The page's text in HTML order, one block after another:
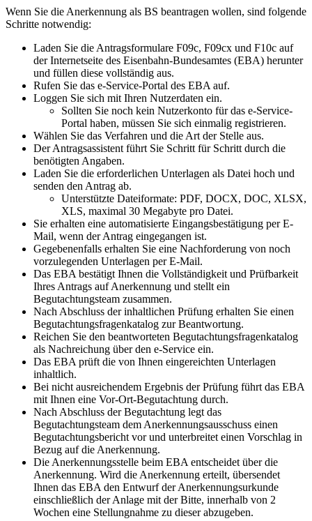
Wenn Sie die Anerkennung als BS beantragen wollen, sind folgende
Schritte notwendig:
Laden Sie die Antragsformulare F09c, F09cx und F10c auf
der Internetseite des Eisenbahn-Bundesamtes (EBA) herunter
und füllen diese vollständig aus.
Rufen Sie das e-Service-Portal des EBA auf.
Loggen Sie sich mit Ihren Nutzerdaten ein.
Sollten Sie noch kein Nutzerkonto für das e-Service-
Portal haben, müssen Sie sich einmalig registrieren.
Wählen Sie das Verfahren und die Art der Stelle aus.
Der Antragsassistent führt Sie Schritt für Schritt durch die
benötigten Angaben.
Laden Sie die erforderlichen Unterlagen als Datei hoch und
senden den Antrag ab.
Unterstützte Dateiformate: PDF, DOCX, DOC, XLSX,
XLS, maximal 30 Megabyte pro Datei.
Sie erhalten eine automatisierte Eingangsbestätigung per E-
Mail, wenn der Antrag eingegangen ist.
Gegebenenfalls erhalten Sie eine Nachforderung von noch
vorzulegenden Unterlagen per E-Mail.
Das EBA bestätigt Ihnen die Vollständigkeit und Prüfbarkeit
Ihres Antrags auf Anerkennung und stellt ein
Begutachtungsteam zusammen.
Nach Abschluss der inhaltlichen Prüfung erhalten Sie einen
Begutachtungsfragenkatalog zur Beantwortung.
Reichen Sie den beantworteten Begutachtungsfragenkatalog
als Nachreichung über den e-Service ein.
Das EBA prüft die von Ihnen eingereichten Unterlagen
inhaltlich.
Bei nicht ausreichendem Ergebnis der Prüfung führt das EBA
mit Ihnen eine Vor-Ort-Begutachtung durch.
Nach Abschluss der Begutachtung legt das
Begutachtungsteam dem Anerkennungsausschuss einen
Begutachtungsbericht vor und unterbreitet einen Vorschlag in
Bezug auf die Anerkennung.
Die Anerkennungsstelle beim EBA entscheidet über die
Anerkennung. Wird die Anerkennung erteilt, übersendet
Ihnen das EBA den Entwurf der Anerkennungsurkunde
einschließlich der Anlage mit der Bitte, innerhalb von 2
Wochen eine Stellungnahme zu dieser abzugeben.